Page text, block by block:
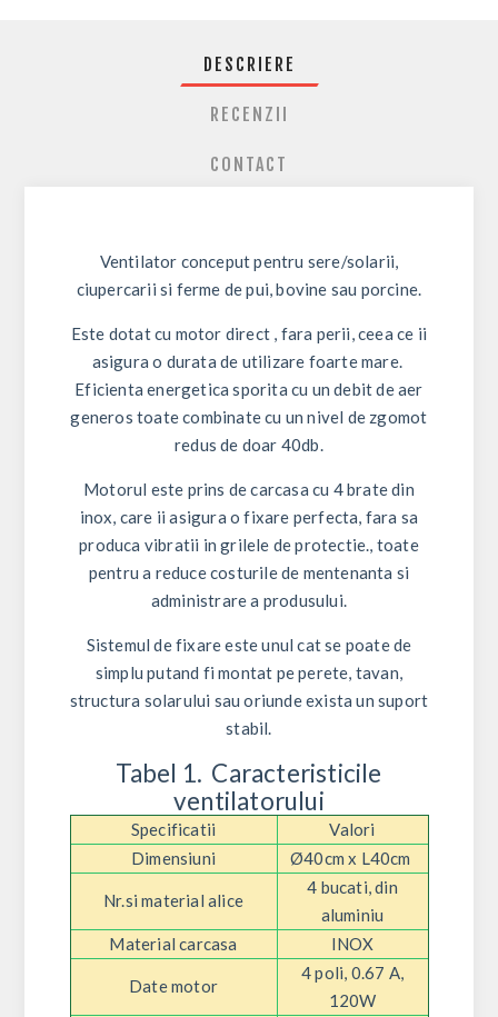
DESCRIERE
RECENZII
CONTACT
Ventilator conceput pentru sere/solarii,
ciupercarii si ferme de pui, bovine sau porcine.
Este dotat cu motor direct , fara perii, ceea ce ii
asigura o durata de utilizare foarte mare.
Eficienta energetica sporita cu un debit de aer
generos toate combinate cu un nivel de zgomot
redus de doar 40db.
Motorul este prins de carcasa cu 4 brate din
inox, care ii asigura o fixare perfecta, fara sa
produca vibratii in grilele de protectie., toate
pentru a reduce costurile de mentenanta si
administrare a produsului.
Sistemul de fixare este unul cat se poate de
simplu putand fi montat pe perete, tavan,
structura solarului sau oriunde exista un suport
stabil.
Tabel 1. Caracteristicile
ventilatorului
Specificatii
Valori
Dimensiuni
Ø40cm x L40cm
Nr.si material alice
4 bucati, din
aluminiu
Material carcasa
INOX
Date motor
4 poli, 0.67 A,
120W